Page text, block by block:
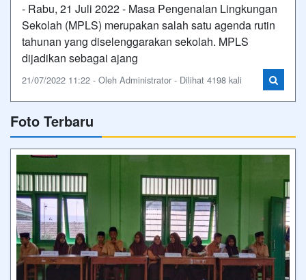
- Rabu, 21 Juli 2022 - Masa Pengenalan Lingkungan
Sekolah (MPLS) merupakan salah satu agenda rutin
tahunan yang diselenggarakan sekolah. MPLS
dijadikan sebagai ajang
21/07/2022 11:22 - Oleh Administrator - Dilihat 4198 kali
Foto Terbaru